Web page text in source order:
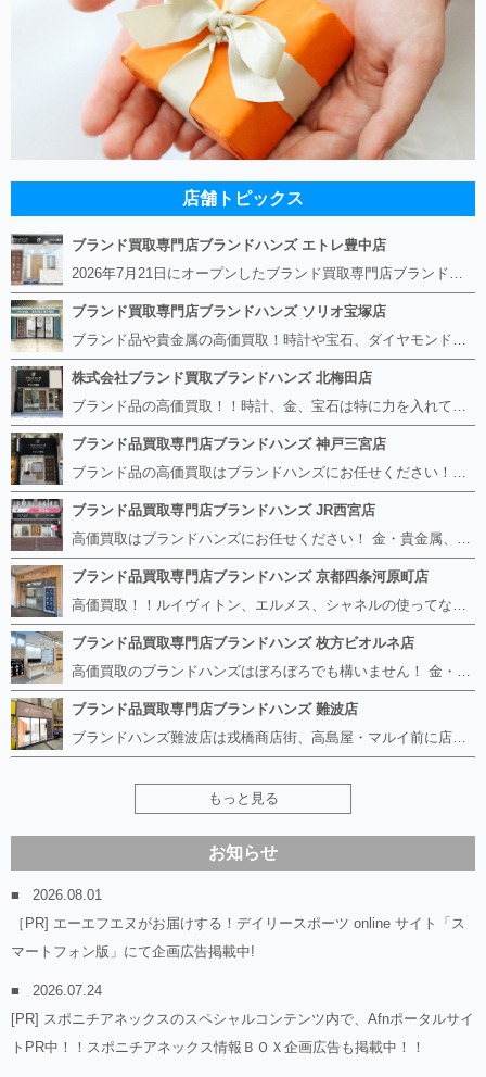
店舗トピックス
ブランド買取専門店ブランドハンズ エトレ豊中店
2026年7月21日にオープンしたブランド買取専門店ブランドハンズ エトレ豊中店です。 阪急豊中駅直結のショッピングモール エトレとよなかの１階に店舗がございます。 金・貴金属、ブランド品、時計、宝石などその他ブランド食器や美容機器、ブランド香水や化粧品などの取り扱いもございます。 熟練の鑑定士が親切・丁寧に接客、査定をさせていただきます。 査定だけでもOK。お気軽にご来店下さいませ！
ブランド買取専門店ブランドハンズ ソリオ宝塚店
ブランド品や貴金属の高価買取！時計や宝石、ダイヤモンドなど家に眠っているものがあったら捨てる前にブランドハンズへお越しください。 査定料は無料、お値段が付くものかお調べいたします！ 宅配買取もありますので使っていない古いルイヴィトンのバッグや財布、壊れているオメガの時計、千切れている金のネックレスや指輪、小型家電も取り扱っておりますのでお気軽にご利用下さい☆ その他ブランド食器、銀シルバー製品、美容機器、脱毛器、スマホなど幅広く取り扱っております！
株式会社ブランド買取ブランドハンズ 北梅田店
ブランド品の高価買取！！時計、金、宝石は特に力を入れています！ ルイヴィトン、シャネル、ロレックス、エルメスはもちろん、グッチ、プラダ、セリーヌ、フェンディなどなど、 その他ブランド食器、銀シルバー製品、美容機器、脱毛器、スマホなど幅広く取り扱っているので まずは無料査定にお越しください！ 手数料は全て無料！全国対応の宅配買取も行っておりますのでお気軽にご連絡下さい！
ブランド品買取専門店ブランドハンズ 神戸三宮店
ブランド品の高価買取はブランドハンズにお任せください！！ 高騰し続けている金・貴金属はもちろん、ルイヴィトン、エルメス、シャネル、ロレックスは特に力を入れております。 その他ブランド食器、銀シルバー製品、美容機器、脱毛器、スマホなど幅広く取り扱っております！ 鑑定士は経験豊富で親切丁寧な対応を心がけております。 鑑定書がないものでもしっかり見させて頂きます。
ブランド品買取専門店ブランドハンズ JR西宮店
高価買取はブランドハンズにお任せください！ 金・貴金属、ルイヴィトン、エルメス、シャネル、ロレックスは特に力を入れておりますが、 他店で断られたボロボロになったバッグや財布、壊れたブランド品、時計、千切れた貴金属もお買取り可能です。 経験豊富な鑑定士が宝石やダイヤモンドの鑑定書がないものでもしっかり見させて頂きます。 その他ブランド食器、銀シルバー製品、美容機器、脱毛器、スマホなど幅広く取り扱っております！ 是非お気軽にお越しください。
ブランド品買取専門店ブランドハンズ 京都四条河原町店
高価買取！！ルイヴィトン、エルメス、シャネルの使ってないものなど ブランドハンズならボロボロでも構いません。 他店に断られたものも当店ならお買取り可能です！ ロレックスやフェンディ、グッチも大歓迎です！ ブランド品や貴金属、時計、宝石、ダイヤモンドは特に高価買取ですのでお査定だけでもお待ちしております。
ブランド品買取専門店ブランドハンズ 枚方ビオルネ店
高価買取のブランドハンズはぼろぼろでも構いません！ 金・貴金属、ルイヴィトンやエルメス、シャネルの使ってないものはございませんか？ 他店に断られたものも当店ならお買取り可能です！ ロレックスやフェンディ、グッチも大歓迎！ ブランド品や貴金属、時計、宝石、ダイヤモンドは特に高価買取ですがブランド食器、スマホ、美容機器、銀製品など幅広く取り扱っております。
ブランド品買取専門店ブランドハンズ 難波店
ブランドハンズ難波店は戎橋商店街、高島屋・マルイ前に店舗があります！ ボロボロのルイヴィトン、エルメス、シャネルも高価買取！！ ぼろぼろのものでもブランドハンズなら高くお買取り致します！ ブランド香水や化粧品、動かない時計、ロレックスは特に高価買取です。 貴金属や宝石、ダイヤモンドの鑑定書がないものでもしっかり見させて頂きます。 是非お気軽にお越しください。
もっと見る
お知らせ
2026.08.01
［PR] エーエフエヌがお届けする！デイリースポーツ online サイト「ス
マートフォン版」にて企画広告掲載中!
2026.07.24
[PR] スポニチアネックスのスペシャルコンテンツ内で、Afnポータルサイ
トPR中！！スポニチアネックス情報ＢＯＸ企画広告も掲載中！！